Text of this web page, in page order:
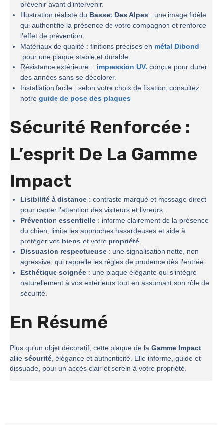
prévenir avant d’intervenir.
Illustration réaliste du Basset Des Alpes : une image fidèle
qui authentifie la présence de votre compagnon et renforce
l’effet de prévention.
Matériaux de qualité : finitions précises en métal Dibond
pour une plaque stable et durable.
Résistance extérieure :
impression UV. conçue pour durer
des années sans se décolorer.
Installation facile : selon votre choix de fixation, consultez
notre guide de pose des plaques
Sécurité Renforcée :
L’esprit De La Gamme
Impact
Lisibilité à distance : contraste marqué et message direct
pour capter l’attention des visiteurs et livreurs.
Prévention essentielle : informe clairement de la présence
du chien, limite les approches hasardeuses et aide à
protéger vos biens et votre propriété.
Dissuasion respectueuse : une signalisation nette, non
agressive, qui rappelle les règles de prudence dès l’entrée.
Esthétique soignée : une plaque élégante qui s’intègre
naturellement à vos extérieurs tout en assumant son rôle de
sécurité.
En Résumé
Plus qu’un objet décoratif, cette plaque de la Gamme Impact
allie sécurité, élégance et authenticité. Elle informe, guide et
dissuade, pour un accès clair et serein à votre propriété.